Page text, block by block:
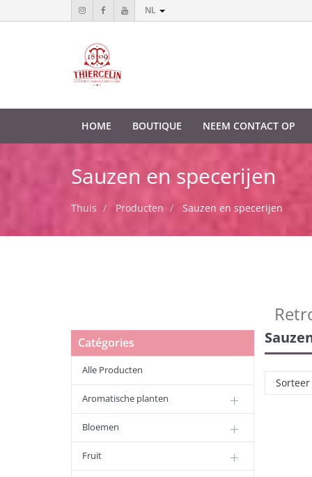
NL
HOME BOUTIQUE NEEM CONTACT OP
Sauzen en specerijen
Thuis Producten Sauzen en specerijen
Catégories
Alle Producten
Aromatische planten
Bloemen
Fruit